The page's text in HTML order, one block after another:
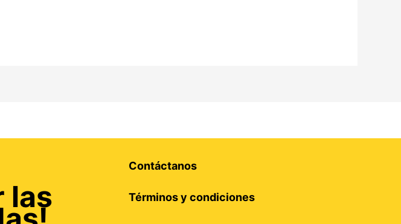
las
Contáctanos
Términos y condiciones